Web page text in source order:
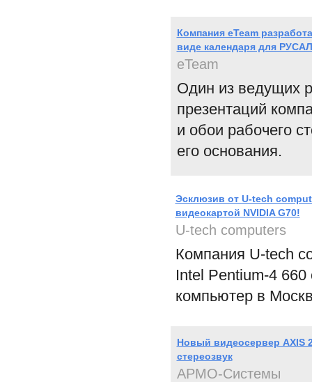
Компания eTeam
виде календаря для
eTeam
Один из ведущих
презентаций
и обои рабочего
его основания.
Эсклюзив от U-tech
видеокартой NVIDIA G70!
U-tech computers
Компания U-tech
Intel Pentium-4
компьютер в
Новый видеосервер AXIS
стереозвук
АРМО-Системы